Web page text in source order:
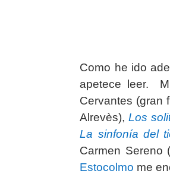
Como he ido
apetece leer.
Cervantes (gran
Alrevès),Los
La sinfonía del
Carmen Sereno
Estocolmo me